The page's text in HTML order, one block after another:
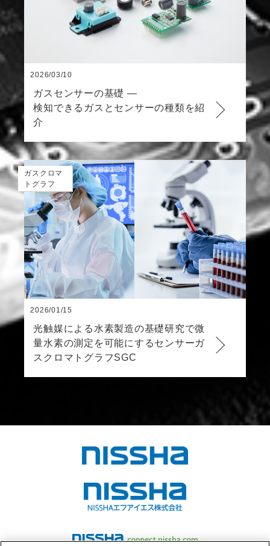
2026/03/10
ガスセンサーの基礎 ―
検知できるガスとセンサーの種類を紹
介
ガスクロマ
トグラフ
2026/01/15
光触媒による水素製造の基礎研究で微
量水素の測定を可能にするセンサーガ
スクロマトグラフSGC